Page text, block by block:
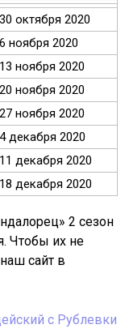
30 октября 2020
6 ноября 2020
13 ноября 2020
20 ноября 2020
27 ноября 2020
4 декабря 2020
11 декабря 2020
18 декабря 2020
2 сезон
Чтобы их не
сайт в
с Рублевки